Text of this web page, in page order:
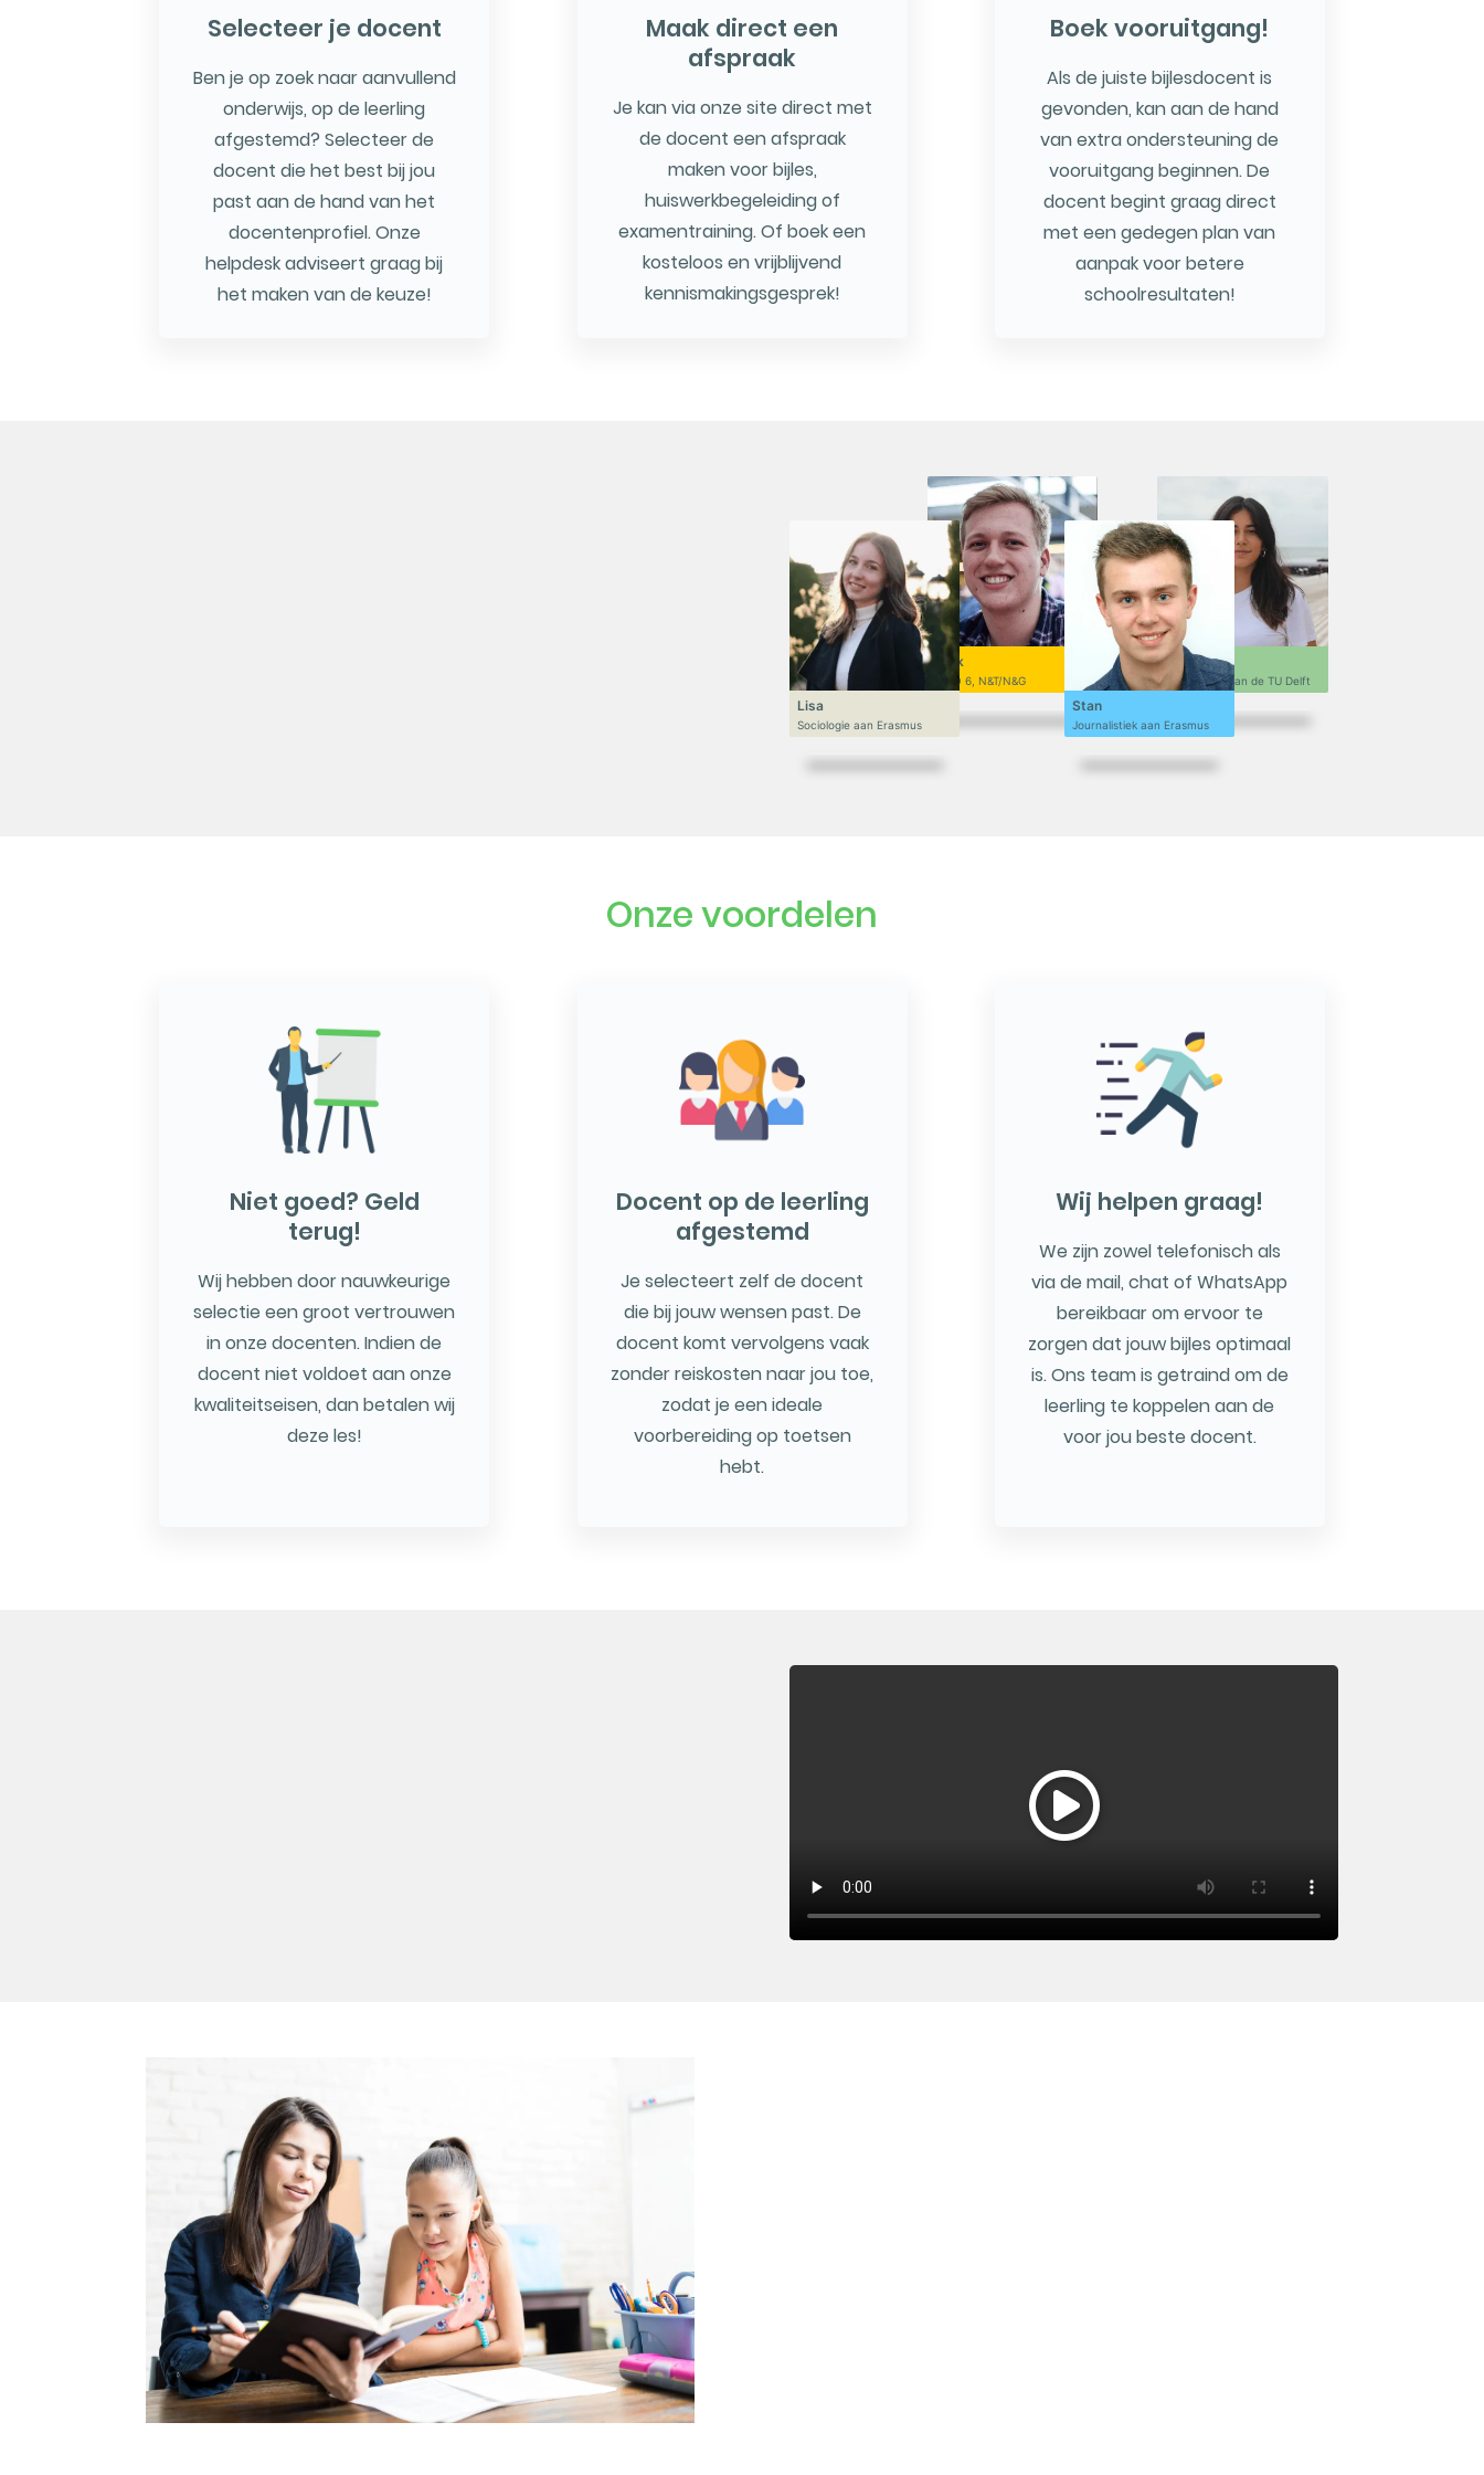
Selecteer je docent
Ben je op zoek naar aanvullend
onderwijs, op de leerling
afgestemd? Selecteer de
docent die het best bij jou
past aan de hand van het
docentenprofiel. Onze
helpdesk adviseert graag bij
het maken van de keuze!
Maak direct een
afspraak
Je kan via onze site direct met
de docent een afspraak
maken voor bijles,
huiswerkbegeleiding of
examentraining. Of boek een
kosteloos en vrijblijvend
kennismakingsgesprek!
Boek vooruitgang!
Als de juiste bijlesdocent is
gevonden, kan aan de hand
van extra ondersteuning de
vooruitgang beginnen. De
docent begint graag direct
met een gedegen plan van
aanpak voor betere
schoolresultaten!
Niek
VWO 6, N&T/N&G
Lisa
Sociologie aan Erasmus
Sofi
Ontwerpen aan de TU Delft
Stan
Journalistiek aan Erasmus
Onze voordelen
Niet goed? Geld
terug!
Wij hebben door nauwkeurige
selectie een groot vertrouwen
in onze docenten. Indien de
docent niet voldoet aan onze
kwaliteitseisen, dan betalen wij
deze les!
Docent op de leerling
afgestemd
Je selecteert zelf de docent
die bij jouw wensen past. De
docent komt vervolgens vaak
zonder reiskosten naar jou toe,
zodat je een ideale
voorbereiding op toetsen
hebt.
Wij helpen graag!
We zijn zowel telefonisch als
via de mail, chat of WhatsApp
bereikbaar om ervoor te
zorgen dat jouw bijles optimaal
is. Ons team is getraind om de
leerling te koppelen aan de
voor jou beste docent.